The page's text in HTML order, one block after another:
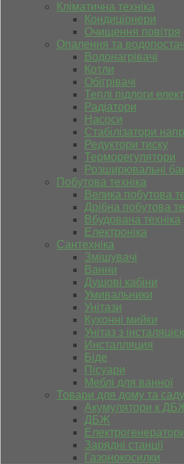
Кліматична техніка
Кондиціонери
Очищення повітря
Опалення та
Водонагрівачі
Котли
Обігрівачі
Теплі підлоги
Радіатори
Насоси
Стабілізатори
Редуктори тиску
Терморегулятори
Розширювальні
Побутова техніка
Велика побутова
Дрібна побутова
Вбудована техніка
Електроніка
Сантехніка
Змішувачі
Ванни
Душові кабіни
Умивальники
Унітази
Кухонні мийки
Унітаз з
Инсталляция
Біде
Пісуари
Меблі для ванної
Товари для дому та саду
Акумулятори к
ДБЖ
Зарядні станції
Газонокосилки